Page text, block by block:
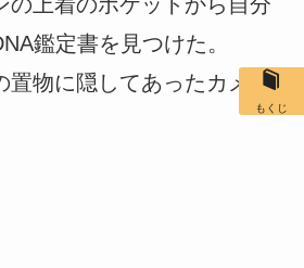
鑑定書を見つけた。
置物に隠してあったカメラ
もくじ